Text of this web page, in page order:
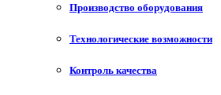
Производство оборудования
Технологические возможности
Контроль качества